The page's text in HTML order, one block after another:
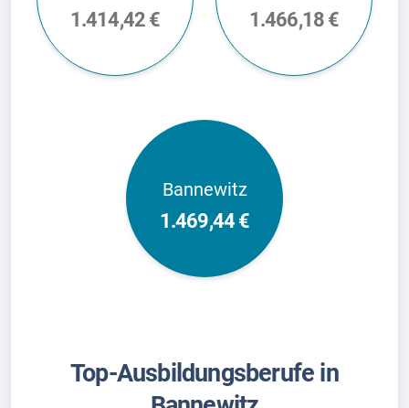
1.414,42 € 1.466,18 €
Bannewitz
1.469,44 €
Top-Ausbildungsberufe in